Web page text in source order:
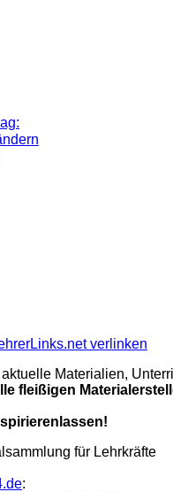
verlinken
Materialien,
fleißigen
für Lehrkräfte
: